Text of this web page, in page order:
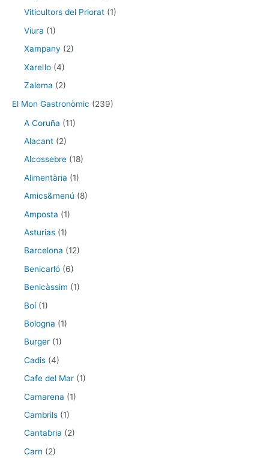
Viticultors del Priorat (1)
Viura (1)
Xampany (2)
Xarel·lo (4)
Zalema (2)
El Mon Gastronòmic (239)
A Coruña (11)
Alacant (2)
Alcossebre (18)
Alimentària (1)
Amics&menú (8)
Amposta (1)
Asturias (1)
Barcelona (12)
Benicarló (6)
Benicàssim (1)
Boí(1)
Bologna (1)
Burger (1)
Cadis (4)
Cafe del Mar (1)
Camarena (1)
Cambrils (1)
Cantabria (2)
Carn (2)